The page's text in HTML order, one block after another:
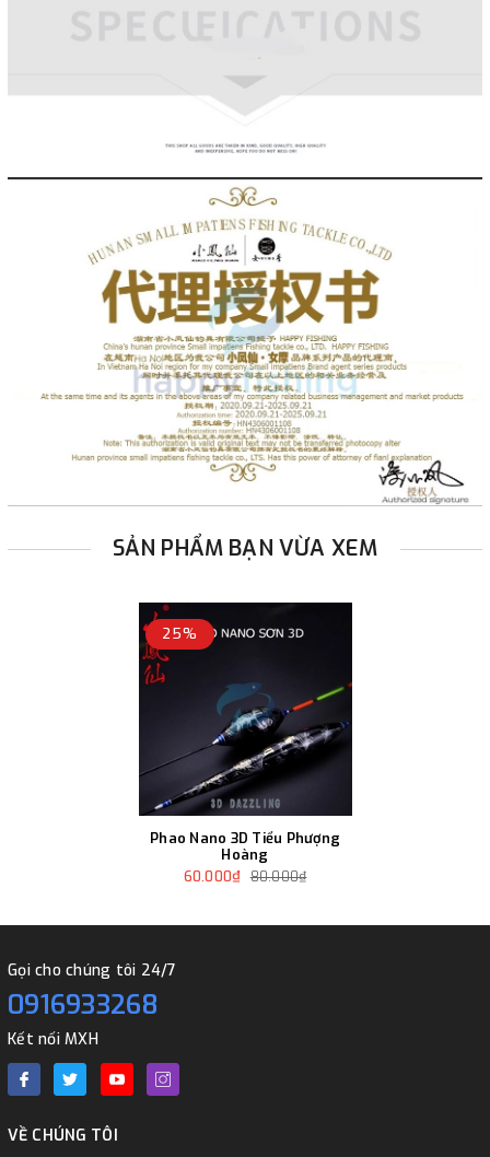
SẢN PHẨM BẠN VỪA XEM
25%
Phao Nano 3D Tiểu Phượng
Hoàng
60.000₫ 80.000₫
Gọi cho chúng tôi 24/7
0916933268
Kết nối MXH
VỀ CHÚNG TÔI